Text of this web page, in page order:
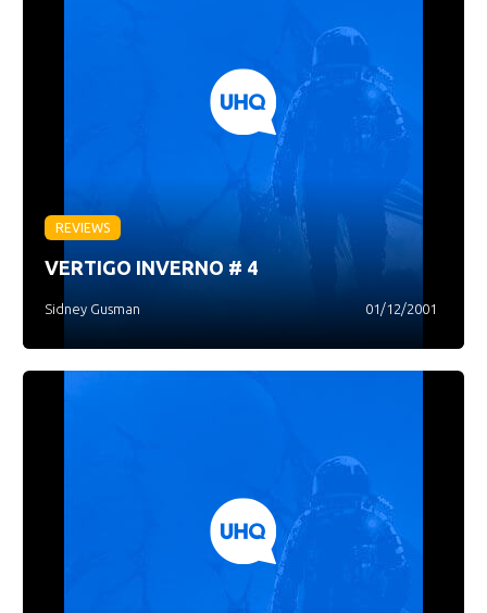
REVIEWS
VERTIGO INVERNO # 4
Sidney Gusman 01/12/2001